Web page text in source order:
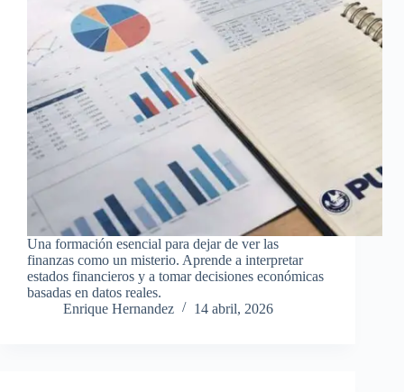
Una formación esencial para dejar de ver las
finanzas como un misterio. Aprende a interpretar
estados financieros y a tomar decisiones económicas
basadas en datos reales.
Enrique Hernandez
14 abril, 2026